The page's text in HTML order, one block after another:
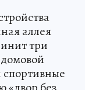
аллея
три
спортивные